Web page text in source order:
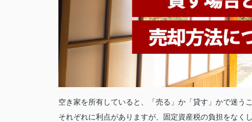
空き家を所有していると、「売る」か「貸す」かで迷う
それぞれに利点がありますが、固定資産税の負担をなく